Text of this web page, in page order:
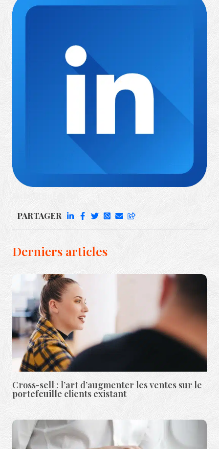
PARTAGER
Derniers articles
Cross-sell : l’art d’augmenter les ventes sur le
portefeuille clients existant